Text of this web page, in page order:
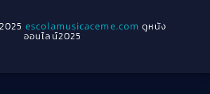
Cult Film(4)
escolamusicaceme.com ดูหนัง
ออนไลน์2025